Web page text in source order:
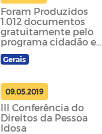
Foram Produzidos
1.012 documentos
gratuitamente pelo
programa cidadão em
nosso município
Gerais
09.05.2019
III Conferência do
Direitos da Pessoa
Idosa